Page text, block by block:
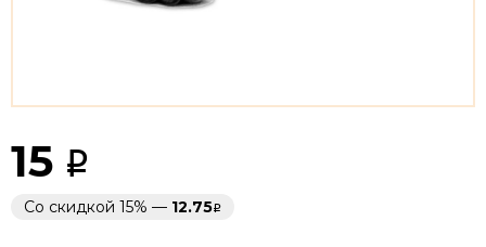
15
Со скидкой 15% — 12.75